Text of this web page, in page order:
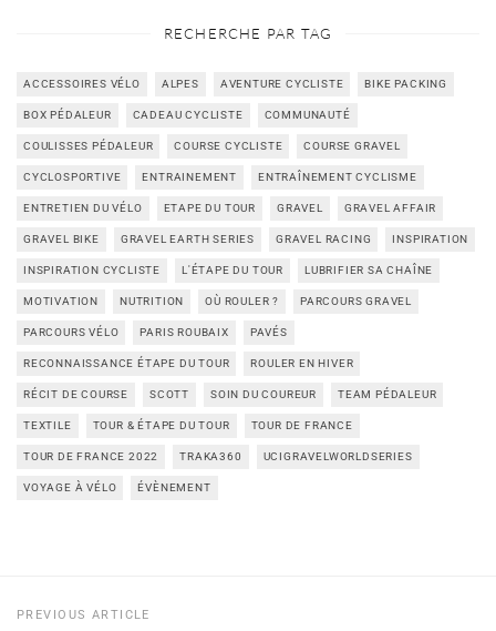
RECHERCHE PAR TAG
ACCESSOIRES VÉLO ALPES AVENTURE CYCLISTE BIKE PACKING
BOX PÉDALEUR CADEAU CYCLISTE COMMUNAUTÉ
COULISSES PÉDALEUR COURSE CYCLISTE COURSE GRAVEL
CYCLOSPORTIVE ENTRAINEMENT ENTRAÎNEMENT CYCLISME
ENTRETIEN DU VÉLO ETAPE DU TOUR GRAVEL GRAVEL AFFAIR
GRAVEL BIKE GRAVEL EARTH SERIES GRAVEL RACING INSPIRATION
INSPIRATION CYCLISTE L'ÉTAPE DU TOUR LUBRIFIER SA CHAÎNE
MOTIVATION NUTRITION OÙ ROULER ? PARCOURS GRAVEL
PARCOURS VÉLO PARIS ROUBAIX PAVÉS
RECONNAISSANCE ÉTAPE DU TOUR ROULER EN HIVER
RÉCIT DE COURSE SCOTT SOIN DU COUREUR TEAM PÉDALEUR
TEXTILE TOUR & ÉTAPE DU TOUR TOUR DE FRANCE
TOUR DE FRANCE 2022 TRAKA360 UCIGRAVELWORLDSERIES
VOYAGE À VÉLO ÉVÈNEMENT
PREVIOUS ARTICLE